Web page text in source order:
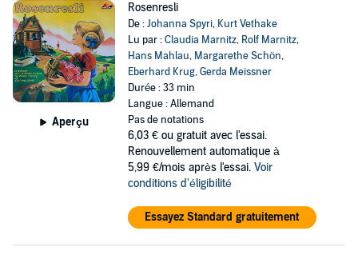
Aperçu
Rosenresli
De :Johanna Spyri, Kurt Vethake
Lu par :Claudia Marnitz, Rolf Marnitz,
Hans Mahlau, Margarethe Schön,
Eberhard Krug,Gerda Meissner
Durée : 33 min
Langue : Allemand
Pas de notations
6,03 € ou gratuit avec l'essai.
Renouvellement automatique à
5,99 €/mois après l'essai. Voir
conditions d'éligibilité
Essayez Standard gratuitement